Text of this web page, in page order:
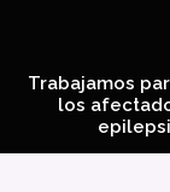
Trabajamos
los